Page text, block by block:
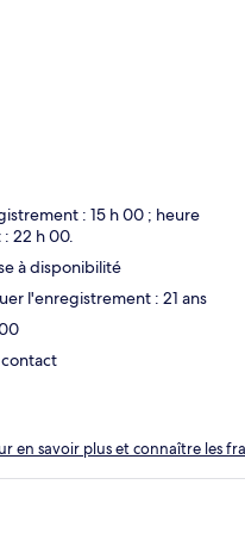
: 15 h 00 ; heure
22 h 00.
à disponibilité
l'enregistrement : 21 ans
en savoir plus et connaître les